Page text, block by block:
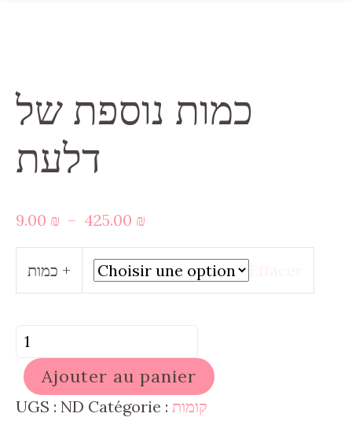
כמות נוספת של
דלעת
9.00 ₪ – 425.00 ₪
de
prix :
9.00 ₪
כמות +
quantité
de
כמות
נוספת
Ajouter au panier
UGS : ND Catégorie : קומות